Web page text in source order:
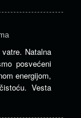
Natalna
posvećeni
energijom,
Vesta